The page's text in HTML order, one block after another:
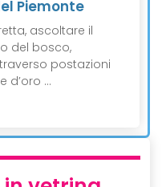
Piemonte
ascoltare il
del bosco,
postazioni
d’oro ...